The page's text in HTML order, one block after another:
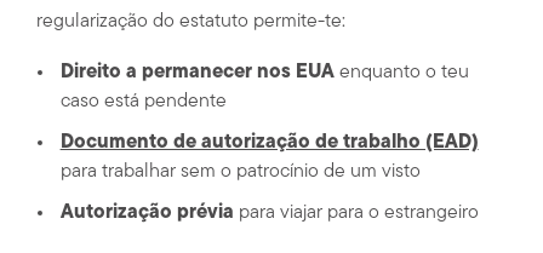
regularização do estatuto permite-te:
Direito a permanecer nos EUA enquanto o teu
caso está pendente
Documento de autorização de trabalho (EAD)
para trabalhar sem o patrocínio de um visto
Autorização prévia para viajar para o estrangeiro